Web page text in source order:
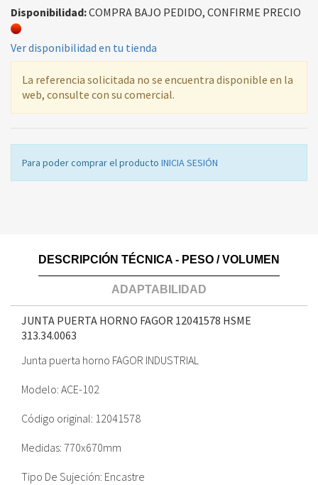
Disponibilidad:COMPRA BAJO PEDIDO, CONFIRME PRECIO
Ver disponibilidad en tu tienda
La referencia solicitada no se encuentra disponible en la
web, consulte con su comercial.
Para poder comprar el producto INICIA SESIÓN
DESCRIPCIÓN TÉCNICA - PESO / VOLUMEN
ADAPTABILIDAD
JUNTA PUERTA HORNO FAGOR 12041578 HSME
313.34.0063
Junta puerta horno FAGOR INDUSTRIAL
Modelo: ACE-102
Código original: 12041578
Medidas: 770x670mm
Tipo De Sujeción: Encastre